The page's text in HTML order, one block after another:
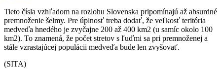
Tieto čísla vzhľadom na rozlohu Slovenska pripomínajú až absurdné
premnoženie šelmy. Pre úplnosť treba dodať, že veľkosť teritória
medveďa hnedého je zvyčajne 200 až 400 km2 (u samíc okolo 100
km2). To znamená, že počet stretov s ľuďmi sa pri premnoženej a
stále vzrastajúcej populácii medveďa bude len zvyšovať.
(SITA)